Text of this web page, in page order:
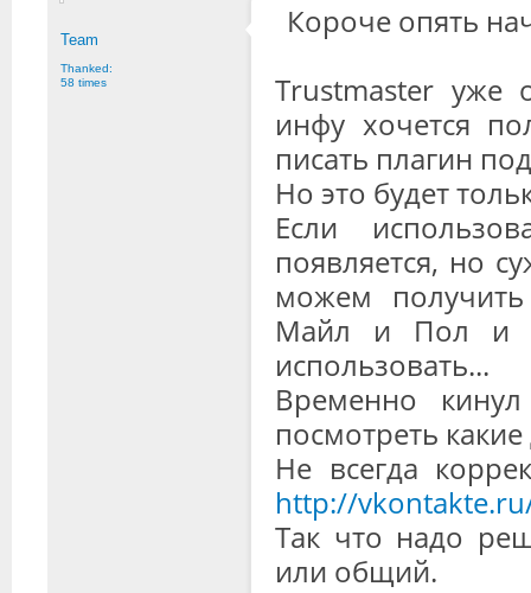
Team
Thanked:
58 times
Короче опять
Trustmaster уже
инфу хочется
писать плагин
Но это будет
Если
появляется, но
можем
Майл и Пол и
использовать...
Временно
посмотреть
Не всегда
http://
Так что надо
или общий.